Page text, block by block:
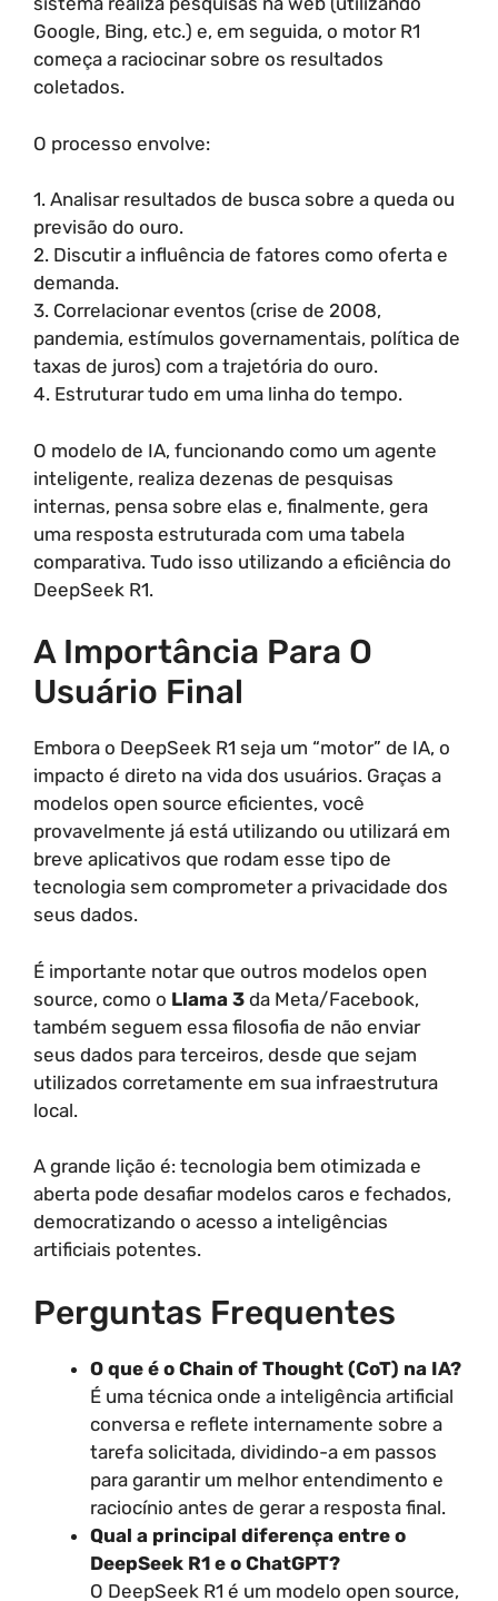
Google, Bing, etc.) e, em seguida, o motor R1
começa a raciocinar sobre os resultados
coletados.
O processo envolve:
1. Analisar resultados de busca sobre a queda ou
previsão do ouro.
2. Discutir a influência de fatores como oferta e
demanda.
3. Correlacionar eventos (crise de 2008,
pandemia, estímulos governamentais, política de
taxas de juros) com a trajetória do ouro.
4. Estruturar tudo em uma linha do tempo.
O modelo de IA, funcionando como um agente
inteligente, realiza dezenas de pesquisas
internas, pensa sobre elas e, finalmente, gera
uma resposta estruturada com uma tabela
comparativa. Tudo isso utilizando a eficiência do
DeepSeek R1.
A Importância Para O
Usuário Final
Embora o DeepSeek R1 seja um “motor” de IA, o
impacto é direto na vida dos usuários. Graças a
modelos open source eficientes, você
provavelmente já está utilizando ou utilizará em
breve aplicativos que rodam esse tipo de
tecnologia sem comprometer a privacidade dos
seus dados.
É importante notar que outros modelos open
source, como o Llama 3 da Meta/Facebook,
também seguem essa filosofia de não enviar
seus dados para terceiros, desde que sejam
utilizados corretamente em sua infraestrutura
local.
A grande lição é: tecnologia bem otimizada e
aberta pode desafiar modelos caros e fechados,
democratizando o acesso a inteligências
artificiais potentes.
Perguntas Frequentes
O que é o Chain of Thought (CoT) na IA?
É uma técnica onde a inteligência artificial
conversa e reflete internamente sobre a
tarefa solicitada, dividindo-a em passos
para garantir um melhor entendimento e
raciocínio antes de gerar a resposta final.
Qual a principal diferença entre o
DeepSeek R1 e o ChatGPT?
O DeepSeek R1 é um modelo open source,